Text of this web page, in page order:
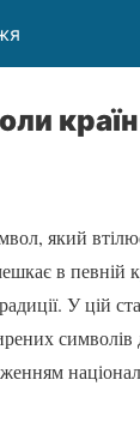
країн
який
в певній
У цій
символів